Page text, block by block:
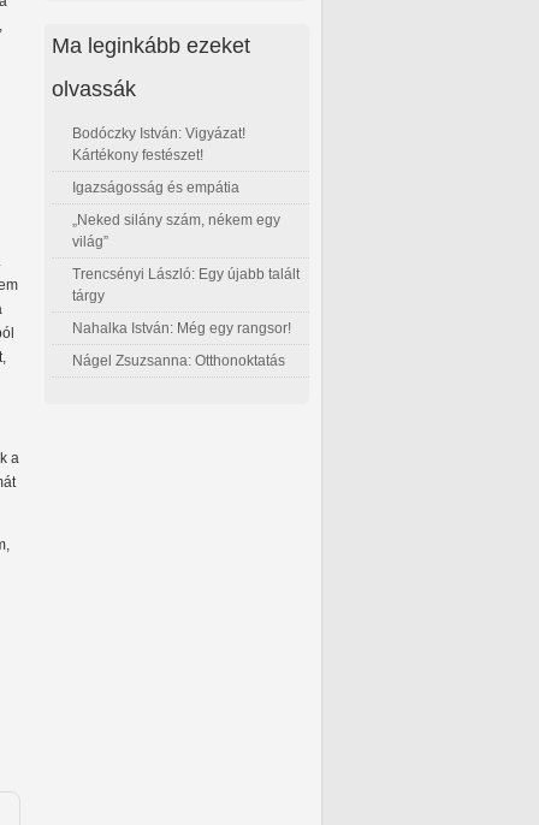
a
Ma leginkább ezeket
olvassák
Bodóczky István: Vigyázat!
Kártékony festészet!
Igazságosság és empátia
„Neked silány szám, nékem egy
világ”
Trencsényi László: Egy újabb talált
tárgy
Nahalka István: Még egy rangsor!
Nágel Zsuzsanna: Otthonoktatás